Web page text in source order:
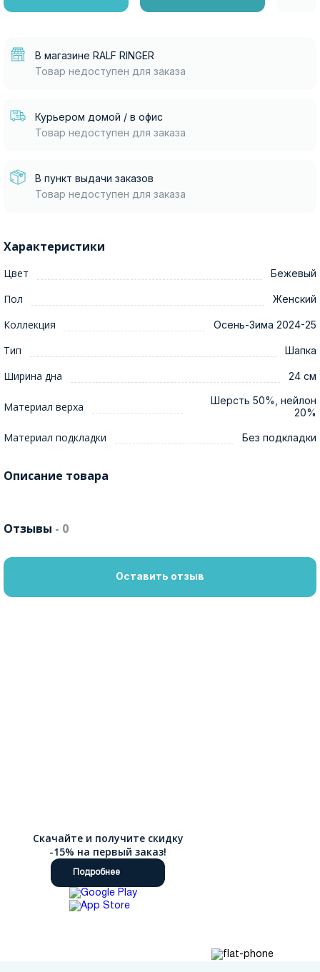
В магазине RALF RINGER
Товар недоступен для заказа
Курьером домой / в офис
Товар недоступен для заказа
В пункт выдачи заказов
Товар недоступен для заказа
Характеристики
Цвет Бежевый
Пол Женский
Коллекция Осень-Зима 2024-25
Тип Шапка
Ширина дна 24 см
Материал верха
Шерсть 50%, нейлон
20%
Материал подкладки Без подкладки
Описание товара
Отзывы - 0
Оставить отзыв
Скачайте и получите скидку
-15% на первый заказ!
Подробнее